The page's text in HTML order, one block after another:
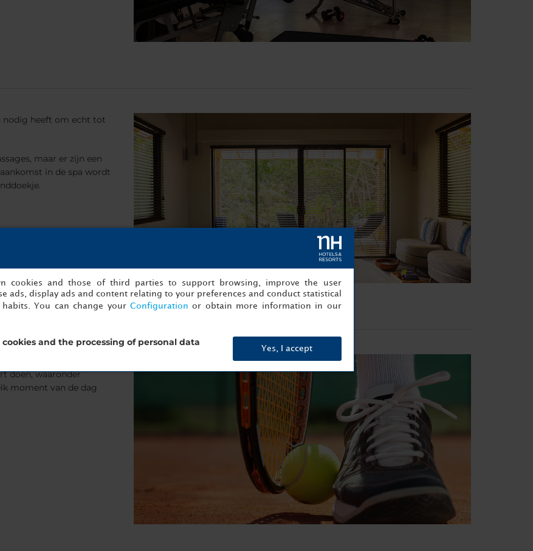
nodig heeft om echt tot
maar er zijn een
in de spa wordt
sportterrein van het
doen, waaronder
moment van de dag
cookies and those of third parties to support browsing, improve the user
ads, display ads and content relating to your preferences and conduct statistical
You can change your Configuration or obtain more information in our
and the processing of personal data
Yes, I accept